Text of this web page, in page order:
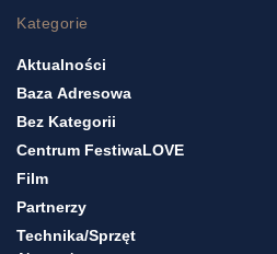
Kategorie
Aktualności
Baza Adresowa
Bez Kategorii
Centrum FestiwaLOVE
Film
Partnerzy
Technika/sprzęt